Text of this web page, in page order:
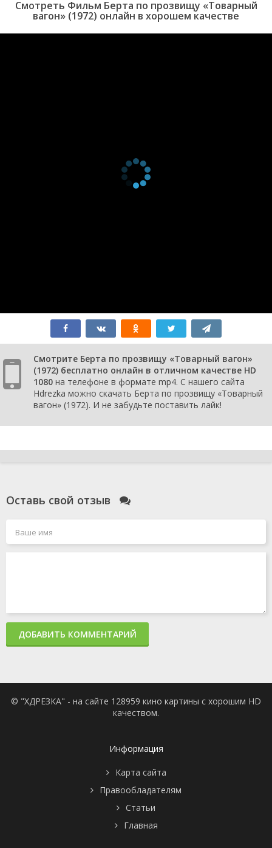
Смотреть Фильм Берта по прозвищу «Товарный
вагон» (1972) онлайн в хорошем качестве
Смотрите Берта по прозвищу «Товарный вагон»
(1972) бесплатно онлайн в отличном качестве HD
1080 на телефоне в формате mp4. С нашего сайта
Hdrezka можно скачать Берта по прозвищу «Товарный
вагон» (1972). И не забудьте поставить лайк!
Оставь свой отзыв
ДОБАВИТЬ КОММЕНТАРИЙ
© "ХДРЕЗКА" - на сайте 128959 кино картины с хорошим HD
качеством.
Информация
Карта сайта
Правообладателям
Статьи
Главная